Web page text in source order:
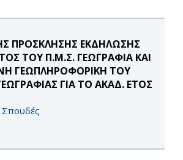
ΠΡΟΣΚΛΗΣΗΣ ΕΚΔΗΛΩΣΗΣ
ΤΟΥ Π.Μ.Σ. ΓΕΩΓΡΑΦΙΑ ΚΑΙ
ΓΕΩΠΛΗΡΟΦΟΡΙΚΗ ΤΟΥ
ΓΙΑ ΤΟ ΑΚΑΔ. ΕΤΟΣ
Σπουδές